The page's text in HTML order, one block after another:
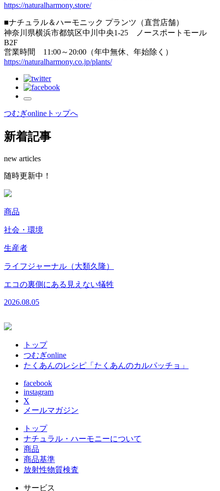
https://naturalharmony.store/
■ナチュラル＆ハーモニック プランツ（直営店舗）
神奈川県横浜市都筑区中川中央1-25 ノースポートモール
B2F
営業時間 11:00～20:00（年中無休、年始除く）
https://naturalharmony.co.jp/plants/
つむぎonlineトップへ
新着記事
new articles
随時更新中 ！
商品
社会・環境
生産者
ライフジャーナル（大類久隆）
エコの裏側にある見えない犠牲
2026.08.05
トップ
つむぎonline
たくあんのレシピ「たくあんのカルパッチョ」
facebook
instagram
X
メールマガジン
トップ
ナチュラル・ハーモニーについて
商品
商品基準
放射性物質検査
サービス